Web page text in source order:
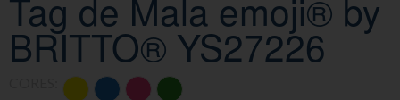
BRITTO® YS27226